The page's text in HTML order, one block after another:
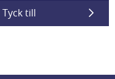
Tyck till